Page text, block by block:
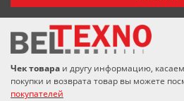
Чек товара и другу информацию,
покупки и возврата товар вы можете
покупателей